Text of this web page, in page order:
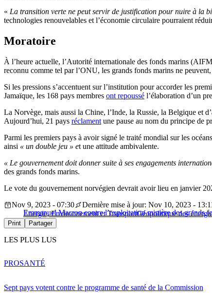
« La transition verte ne peut servir de justification pour nuire à la
technologies renouvelables et l’économie circulaire pourraient
Moratoire
À l’heure actuelle, l’Autorité internationale des fonds marins
reconnu comme tel par l’ONU, les grands fonds marins ne
Si les pressions s’accentuent sur l’institution pour accorder les
Jamaïque, les 168 pays membres ont repoussé l’élaboration d’un
La Norvège, mais aussi la Chine, l’Inde, la Russie, la Belgique et
Aujourd’hui, 21 pays réclament une pause au nom du principe de
Parmi les premiers pays à avoir signé le traité mondial sur les
ainsi « un double jeu » et une attitude ambivalente.
« Le gouvernement doit donner suite à ses engagements
des grands fonds marins.
Le vote du gouvernement norvégien devrait avoir lieu en janvier
Emmanuel Macron contre l’exploitation minière des grands
Nov 9, 2023 - 07:30
Dernière mise à jour: Nov 10, 2023 -
Energie, Environnement et TransportGéopolitique des
Print Partager
LES PLUS LUS
Sept pays votent contre le programme de santé de la Commission
PROSANTÉ